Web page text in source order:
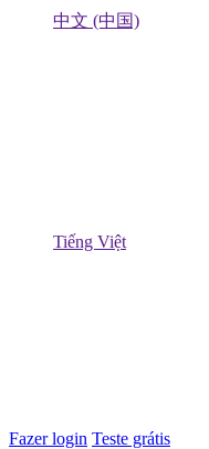
中文 (中国)
Tiếng Việt
Fazer login Teste grátis